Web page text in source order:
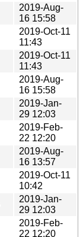
2019-Aug-
16 15:58
2019-Oct-11
11:43
2019-Oct-11
11:43
2019-Aug-
16 15:58
2019-Jan-
29 12:03
2019-Feb-
22 12:20
2019-Aug-
16 13:57
2019-Oct-11
10:42
2019-Jan-
29 12:03
2019-Feb-
22 12:20